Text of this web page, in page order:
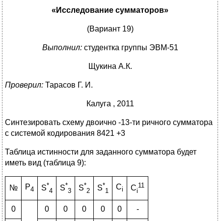
«Исследование сумматоров»
(Вариант 19)
Выполнил:студентка группы ЭВМ-51
Щукина А.К.
Проверил: Тарасов Г. И.
Калуга , 2011
Синтезировать схему двоично -13-ти ричного сумматора
с системой кодирования 8421 +3
Таблица истинности для заданного сумматора будет
иметь вид (таблица 9):
№ P4 S*
4 S*
3 S*
2 S*
1 Ci Ci
11
0 0 0 0 0 0 -